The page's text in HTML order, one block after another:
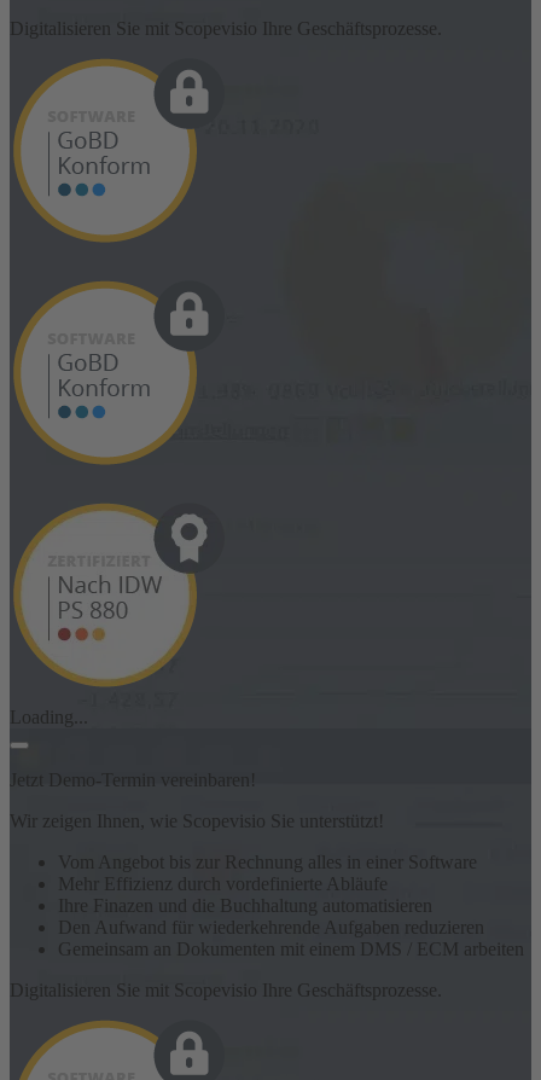
Digitalisieren Sie mit Scopevisio Ihre Geschäftsprozesse.
Loading...
Jetzt Demo-Termin vereinbaren!
Wir zeigen Ihnen, wie Scopevisio Sie unterstützt!
Vom Angebot bis zur Rechnung alles in einer Software
Mehr Effizienz durch vordefinierte Abläufe
Ihre Finazen und die Buchhaltung automatisieren
Den Aufwand für wiederkehrende Aufgaben reduzieren
Gemeinsam an Dokumenten mit einem DMS / ECM arbeiten
Digitalisieren Sie mit Scopevisio Ihre Geschäftsprozesse.